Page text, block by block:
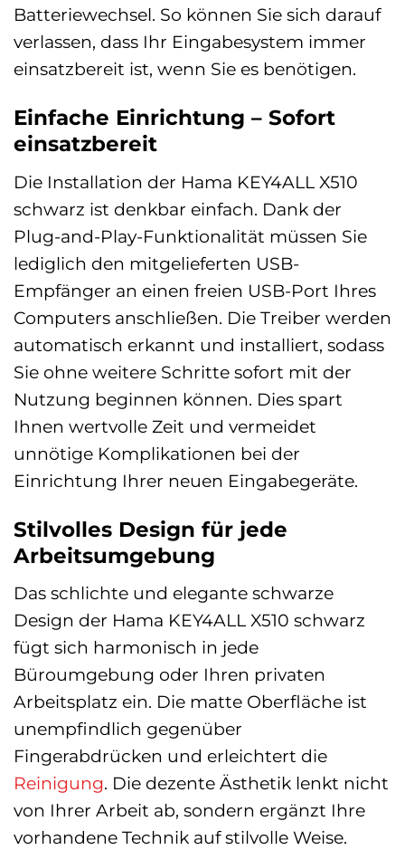
Batteriewechsel. So können Sie sich darauf
verlassen, dass Ihr Eingabesystem immer
einsatzbereit ist, wenn Sie es benötigen.
Einfache Einrichtung – Sofort
einsatzbereit
Die Installation der Hama KEY4ALL X510
schwarz ist denkbar einfach. Dank der
Plug-and-Play-Funktionalität müssen Sie
lediglich den mitgelieferten USB-
Empfänger an einen freien USB-Port Ihres
Computers anschließen. Die Treiber werden
automatisch erkannt und installiert, sodass
Sie ohne weitere Schritte sofort mit der
Nutzung beginnen können. Dies spart
Ihnen wertvolle Zeit und vermeidet
unnötige Komplikationen bei der
Einrichtung Ihrer neuen Eingabegeräte.
Stilvolles Design für jede
Arbeitsumgebung
Das schlichte und elegante schwarze
Design der Hama KEY4ALL X510 schwarz
fügt sich harmonisch in jede
Büroumgebung oder Ihren privaten
Arbeitsplatz ein. Die matte Oberfläche ist
unempfindlich gegenüber
Fingerabdrücken und erleichtert die
Reinigung. Die dezente Ästhetik lenkt nicht
von Ihrer Arbeit ab, sondern ergänzt Ihre
vorhandene Technik auf stilvolle Weise.